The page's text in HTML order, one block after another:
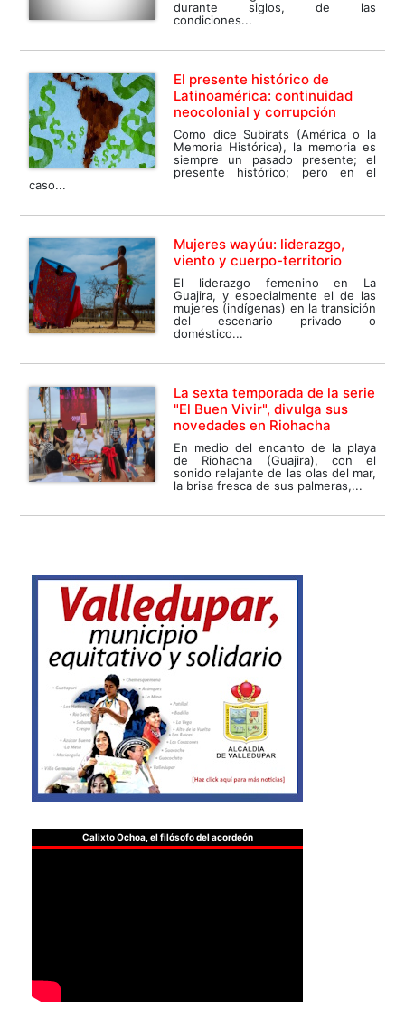
durante siglos, de las
condiciones...
El presente histórico de
Latinoamérica: continuidad
neocolonial y corrupción
Como dice Subirats (América o la
Memoria Histórica), la memoria es
siempre un pasado presente; el
presente histórico; pero en el
caso...
Mujeres wayúu: liderazgo,
viento y cuerpo-territorio
El liderazgo femenino en La
Guajira, y especialmente el de las
mujeres (indígenas) en la transición
del escenario privado o
doméstico...
La sexta temporada de la serie
"El Buen Vivir", divulga sus
novedades en Riohacha
En medio del encanto de la playa
de Riohacha (Guajira), con el
sonido relajante de las olas del mar,
la brisa fresca de sus palmeras,...
Calixto Ochoa, el filósofo del acordeón